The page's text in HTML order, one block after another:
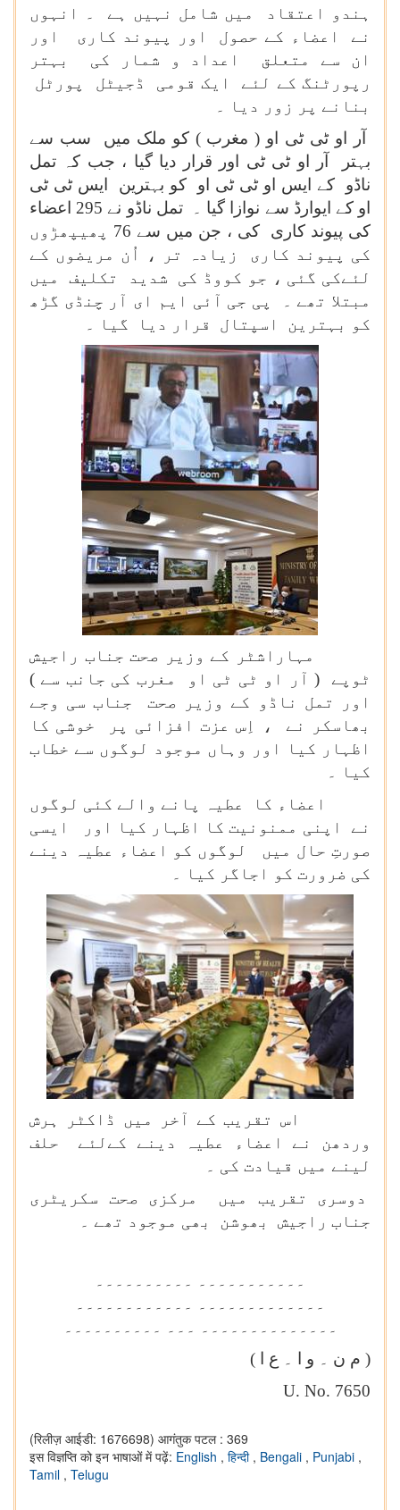
ہندو اعتقاد میں شامل نہیں ہے ۔ انہوں
نے اعضاء کے حصول اور پیوند کاری اور
ان سے متعلق اعداد و شمار کی بہتر
رپورٹنگ کے لئے ایک قومی ڈجیٹل پورٹل
بنانے پر زور دیا ۔
آر او ٹی ٹی او ( مغرب ) کو ملک میں سب سے
بہتر آر او ٹی ٹی اور قرار دیا گیا ، جب کہ تمل
ناڈو کے ایس او ٹی ٹی او کو بہترین ایس ٹی ٹی
او کے ایوارڈ سے نوازا گیا ۔ تمل ناڈو نے 295 اعضاء
کی پیوند کاری کی ، جن میں سے 76 پھیپھڑوں
کی پیوند کاری زیادہ تر ، اُن مریضوں کے
لئےکی گئی ، جو کووڈ کی شدید تکلیف میں
مبتلا تھے ۔ پی جی آئی ایم ای آر چنڈی گڑھ
کو بہترین اسپتال قرار دیا گیا ۔
مہاراشٹر کے وزیر صحت جناب راجیش
ٹوپے ( آر او ٹی ٹی او مغرب کی جانب سے )
اور تمل ناڈو کے وزیر صحت جناب سی وجے
بھاسکر نے ، اِس عزت افزائی پر خوشی کا
اظہار کیا اور وہاں موجود لوگوں سے خطاب
کیا ۔
اعضاء کا عطیہ پانے والے کئی لوگوں
نے اپنی ممنونیت کا اظہار کیا اور ایسی
صورتِ حال میں لوگوں کو اعضاء عطیہ دینے
کی ضرورت کو اجاگر کیا ۔
اس تقریب کے آخر میں ڈاکٹر ہرش
وردھن نے اعضاء عطیہ دینے کےلئے حلف
لینے میں قیادت کی ۔
دوسری تقریب میں مرکزی صحت سکریٹری
جناب راجیش بھوشن بھی موجود تھے ۔
۔۔۔۔۔۔۔۔۔۔۔ ۔۔۔۔۔۔۔۔۔۔
۔۔۔۔۔۔۔۔۔۔۔۔۔ ۔۔۔۔۔۔۔۔۔۔۔۔
۔۔۔۔۔۔۔۔۔۔۔۔۔۔ ۔۔۔ ۔۔۔۔۔۔۔۔۔۔
( م ن ۔ و ا ۔ ع ا )
U. No. 7650
(रिलीज़ आईडी: 1676698) आगंतुक पटल : 369
इस विज्ञप्ति को इन भाषाओं में पढ़ें: English , हिन्दी , Bengali , Punjabi ,
Tamil , Telugu